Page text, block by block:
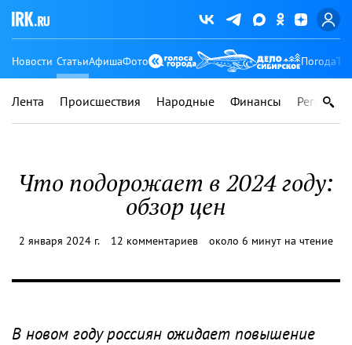
Новости СтатьиАфишаФото Погода
Лента Происшествия Народные Финансы Регионы
Что подорожает в 2024 году:
обзор цен
2 января 2024 г. 12 комментариев около 6 минут на чтение
В новом году россиян ожидает повышение